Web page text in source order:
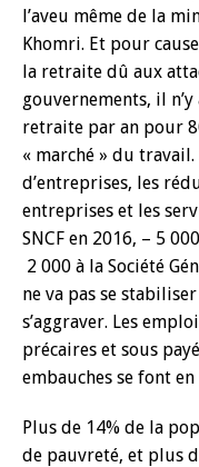
l’aveu même de la
Khomri. Et pour
la retraite dû aux
gouvernements, il
retraite par an pour
« marché » du
d’entreprises, les
entreprises et les
SNCF en 2016, – 5
2 000 à la Société
ne va pas se
s’aggraver. Les
précaires et sous
embauches se font
Plus de 14% de la
de pauvreté, et plus